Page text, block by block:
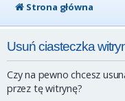
Strona główna
Usuń ciasteczka
Czy na pewno chcesz
przez tę witrynę?